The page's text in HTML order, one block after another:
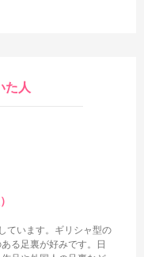
た人
ています。ギリシャ型の
る足裏が好みです。日